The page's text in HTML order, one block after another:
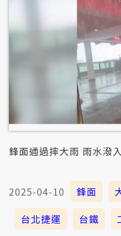
鋒面通過摔大雨 雨水潑
2025-04-10 鋒面
台北捷運
台鐵